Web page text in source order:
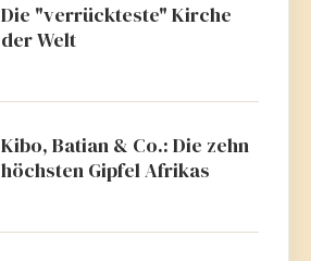
Die "verrückteste" Kirche
der Welt
Kibo, Batian & Co.: Die zehn
höchsten Gipfel Afrikas